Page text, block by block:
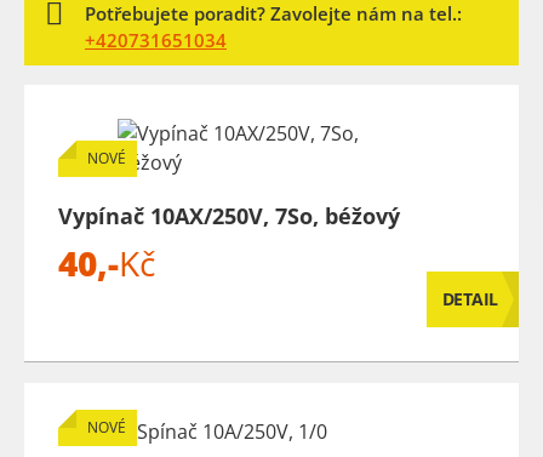
Potřebujete poradit? Zavolejte nám na tel.:
+420731651034
NOVÉ
Vypínač 10AX/250V, 7So, béžový
40,-Kč
DETAIL
NOVÉ